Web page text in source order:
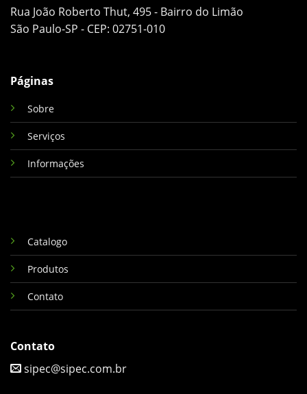
Rua João Roberto Thut, 495 - Bairro do Limão
São Paulo-SP - CEP: 02751-010
Páginas
Sobre
Serviços
Informações
Catalogo
Produtos
Contato
Contato
sipec@sipec.com.br